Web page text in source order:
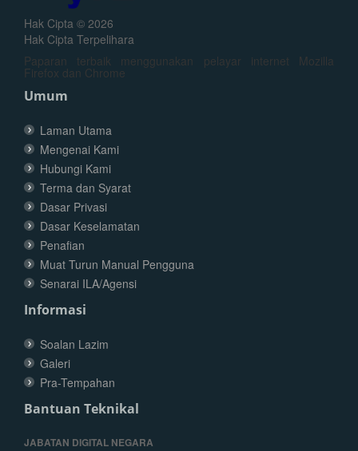
Hak Cipta © 2026
Hak Cipta Terpelihara
Paparan terbaik menggunakan pelayar internet Mozilla
Firefox dan Chrome
Umum
Laman Utama
Mengenai Kami
Hubungi Kami
Terma dan Syarat
Dasar Privasi
Dasar Keselamatan
Penafian
Muat Turun Manual Pengguna
Senarai ILA/Agensi
Informasi
Soalan Lazim
Galeri
Pra-Tempahan
Bantuan Teknikal
JABATAN DIGITAL NEGARA